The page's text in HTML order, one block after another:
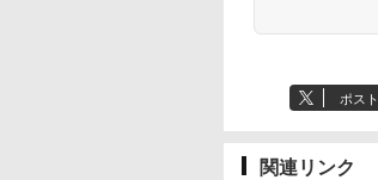
ポスト
関連リンク